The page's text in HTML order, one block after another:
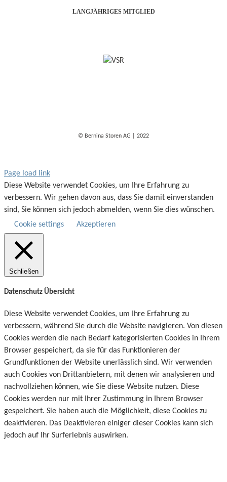
LANGJÄHRIGES MITGLIED
© Bernina Storen AG | 2022
Page load link
Diese Website verwendet Cookies, um Ihre Erfahrung zu
verbessern. Wir gehen davon aus, dass Sie damit einverstanden
sind, Sie können sich jedoch abmelden, wenn Sie dies wünschen.
Cookie settings
Akzeptieren
Schließen
Datenschutz Übersicht
Diese Website verwendet Cookies, um Ihre Erfahrung zu
verbessern, während Sie durch die Website navigieren. Von diesen
Cookies werden die nach Bedarf kategorisierten Cookies in Ihrem
Browser gespeichert, da sie für das Funktionieren der
Grundfunktionen der Website unerlässlich sind. Wir verwenden
auch Cookies von Drittanbietern, mit denen wir analysieren und
nachvollziehen können, wie Sie diese Website nutzen. Diese
Cookies werden nur mit Ihrer Zustimmung in Ihrem Browser
gespeichert. Sie haben auch die Möglichkeit, diese Cookies zu
deaktivieren. Das Deaktivieren einiger dieser Cookies kann sich
jedoch auf Ihr Surferlebnis auswirken.